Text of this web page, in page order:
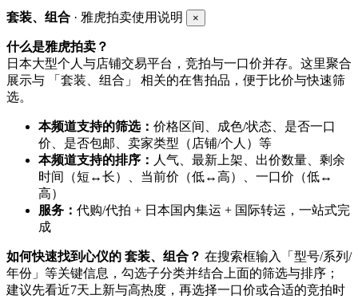
套装、组合 · 雅虎拍卖使用说明 ×
什么是雅虎拍卖？
日本大型个人与店铺交易平台，竞拍与一口价并存。这里聚合
展示与 「套装、组合」 相关的在售拍品，便于比价与快速筛
选。
本频道支持的筛选： 价格区间、成色/状态、是否一口
价、是否包邮、卖家类型（店铺/个人）等
本频道支持的排序： 人气、最新上架、出价数量、剩余
时间（短↔长）、当前价（低↔高）、一口价（低↔
高）
服务： 代购/代拍 + 日本国内集运 + 国际转运，一站式完
成
如何快速找到心仪的 套装、组合？ 在搜索框输入「型号/系列/
年份」等关键信息，勾选子分类并结合上面的筛选与排序；
建议先看近7天上新与高热度，再选择一口价或合适的竞拍时